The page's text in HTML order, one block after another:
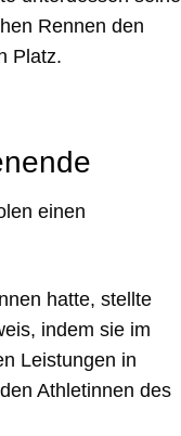
Rennen den
Platz.
einen
hatte, stellte
indem sie im
Leistungen in
Athletinnen des